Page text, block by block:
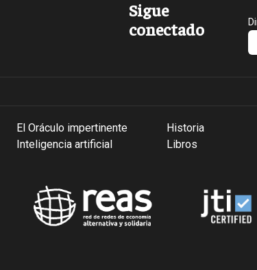
Sigue
conectado
El Oráculo impertinente
Inteligencia artificial
Historia
Libros